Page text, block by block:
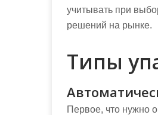
учитывать при
решений на рынке.
Типы
Первое, что нужно